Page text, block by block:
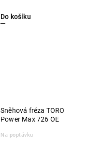
Do košíku
Sněhová fréza TORO
Power Max 726 OE
Na poptávku